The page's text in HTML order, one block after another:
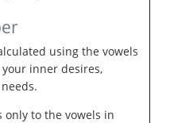
using the vowels
inner desires,
only to the vowels in